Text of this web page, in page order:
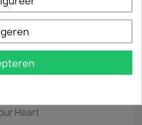
Set Them Free
Wave
Heart